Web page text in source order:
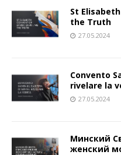
St
the Truth
27.05.2024
Convento
rivelare la
27.05.2024
Минский
женский